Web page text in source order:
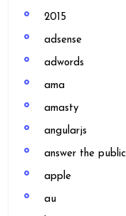
2015
adsense
adwords
ama
amasty
angularjs
answer the public
apple
au